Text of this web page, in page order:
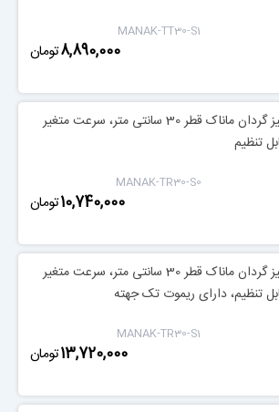
MANAK-TT30-S1
‎8,890,000تومان
میز گردان ماناک قطر 30 سانتی متر، سرعت متغیر
تنظیم
MANAK-TR30-S0
‎10,740,000تومان
میز گردان ماناک قطر 30 سانتی متر، سرعت متغیر
تنظیم، دارای ریموت تک جهته
MANAK-TR30-S1
‎13,720,000تومان